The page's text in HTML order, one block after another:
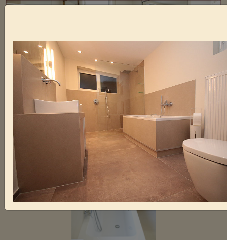
STEFAN RIHM
Referenzen
Verschaffen Sie sich hier einen Einblick in
unsere Arbeiten. Einige Aufnahmen können
durch anklicken vergrößert werden.